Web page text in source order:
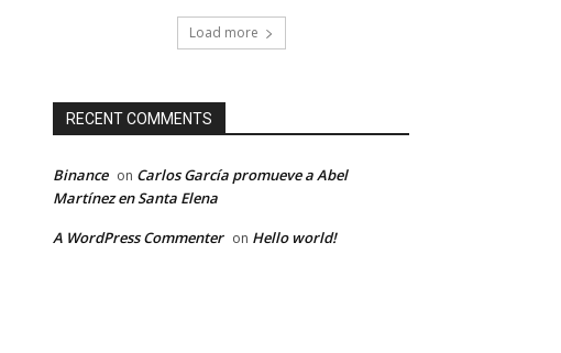
Load more
RECENT COMMENTS
Binance on Carlos García promueve a Abel
Martínez en Santa Elena
A WordPress Commenter on Hello world!